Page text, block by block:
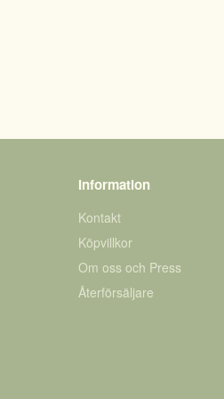
Information
Kontakt
Köpvillkor
Om oss och Press
Återförsäljare